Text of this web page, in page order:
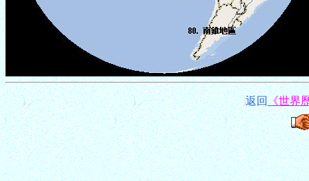
返回《世界